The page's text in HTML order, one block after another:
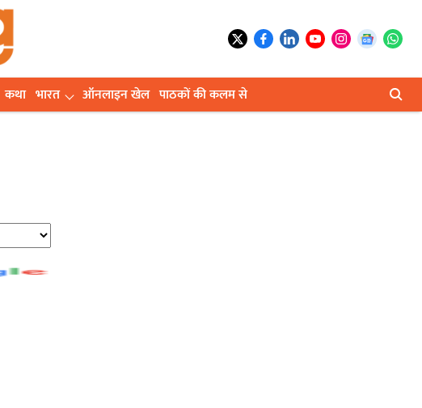
कथा भारत ऑनलाइन खेल पाठकों की कलम से